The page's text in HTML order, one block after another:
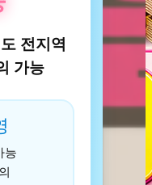
전지역
가능
능